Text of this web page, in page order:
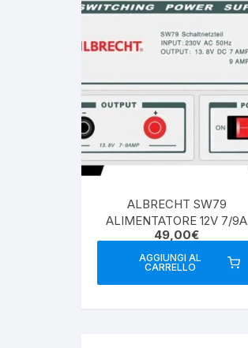
ALBRECHT SW79
ALIMENTATORE 12V 7/9A
49,00€
AGGIUNGI AL
CARRELLO